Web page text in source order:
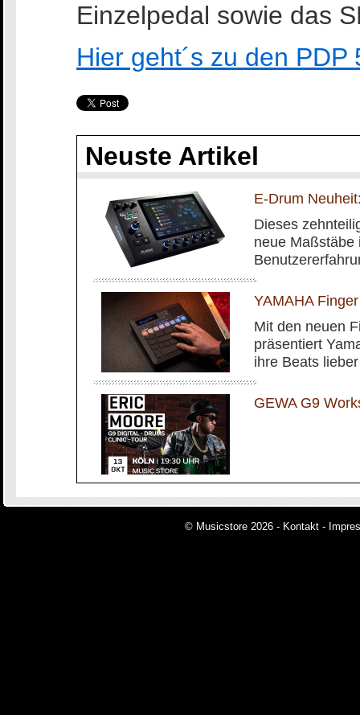
Einzelpedal sowie das
Hier geht´s zu den
Neuste Artikel
E-Drum
Dieses
neue Maßstäbe
YAMAHA
Mit den neuen
präsentiert
ihre Beats
GEWA G9
© Musicstore 2026 - Kontakt -